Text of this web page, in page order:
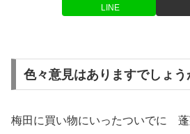
LINE
色々意見はありますでしょう
梅田に買い物にいったついでに 蓬